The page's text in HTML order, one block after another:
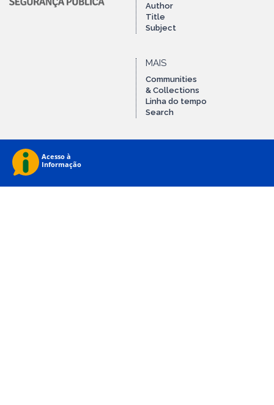
Author
Title
Subject
MAIS
Communities
& Collections
Linha do tempo
Search